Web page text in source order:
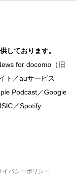
しております。
for docomo（旧
ト／auサービス
Podcast／Google
／Spotify
イバシーポリシー